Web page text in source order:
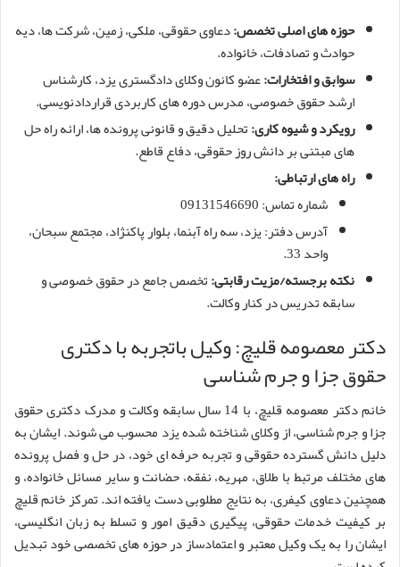
حوزه های اصلی تخصص:دعاوی حقوقی، ملکی، زمین، شرکت ها، دیه
حوادث و تصادفات، خانواده.
سوابق و افتخارات:عضو کانون وکلای دادگستری یزد، کارشناس
ارشد حقوق خصوصی، مدرس دوره های کاربردی قراردادنویسی.
رویکرد و شیوه کاری:تحلیل دقیق و قانونی پرونده ها، ارائه راه حل
های مبتنی بر دانش روز حقوقی، دفاع قاطع.
راه های ارتباطی:
شماره تماس: 09131546690
آدرس دفتر: یزد، سه راه آبنما، بلوار پاکنژاد، مجتمع سبحان،
واحد 33.
نکته برجسته/مزیت رقابتی:تخصص جامع در حقوق خصوصی و
سابقه تدریس در کنار وکالت.
دکتر معصومه قلیچ: وکیل باتجربه با دکتری
حقوق جزا و جرم شناسی
خانم دکتر معصومه قلیچ، با 14 سال سابقه وکالت و مدرک دکتری حقوق
جزا و جرم شناسی، از وکلای شناخته شده یزد محسوب می شوند. ایشان به
دلیل دانش گسترده حقوقی و تجربه حرفه ای خود، در حل و فصل پرونده
های مختلف مرتبط با طلاق، مهریه، نفقه، حضانت و سایر مسائل خانواده، و
همچنین دعاوی کیفری، به نتایج مطلوبی دست یافته اند. تمرکز خانم قلیچ
بر کیفیت خدمات حقوقی، پیگیری دقیق امور و تسلط به زبان انگلیسی،
ایشان را به یک وکیل معتبر و اعتمادساز در حوزه های تخصصی خود تبدیل